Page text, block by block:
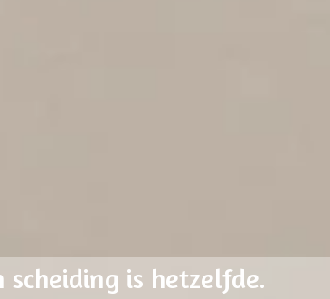
scheiding is hetzelfde.